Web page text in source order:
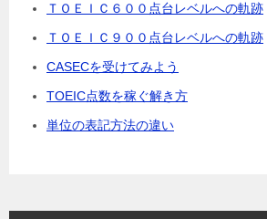
ＴＯＥＩＣ６００点台レベルへの軌跡
ＴＯＥＩＣ９００点台レベルへの軌跡
CASECを受けてみよう
TOEIC点数を稼ぐ解き方
単位の表記方法の違い